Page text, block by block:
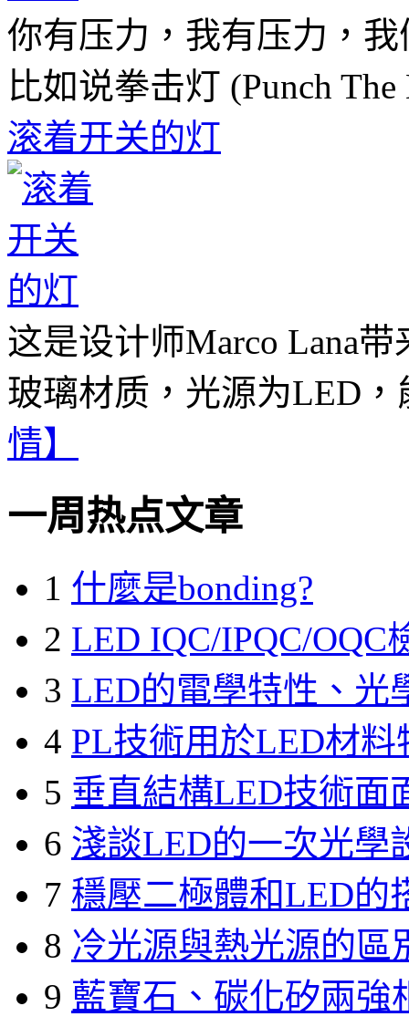
你有压力，我有压力，
比如说拳击灯 (Punch
滚着开关的灯
这是设计师Marco Lana
玻璃材质，光源为LED，
情】
一周热点文章
1 什麼是bonding?
2 LED IQC/IPQC/OQC
3 LED的電學特性、光
4 PL技術用於LED材料
5 垂直結構LED技術面
6 淺談LED的一次光學
7 穩壓二極體和LED的
8 冷光源與熱光源的區
9 藍寶石、碳化矽兩強